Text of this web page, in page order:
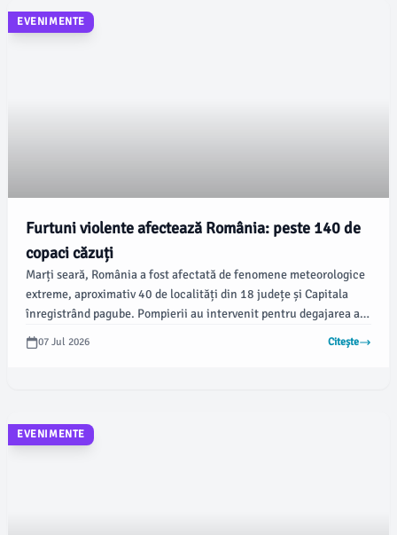
EVENIMENTE
Furtuni violente afectează România: peste 140 de
copaci căzuți
Marți seară, România a fost afectată de fenomene meteorologice
extreme, aproximativ 40 de localități din 18 județe și Capitala
înregistrând pagube. Pompierii au intervenit pentru degajarea a
peste 140 de copaci căzuți, conform informațiilor furnizate de
Departamentul pentru Situații de Urgență.
07 Jul 2026 Citește
EVENIMENTE